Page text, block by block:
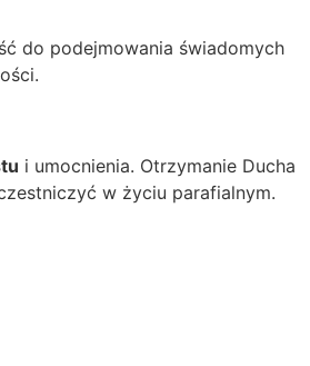
do podejmowania świadomych
i umocnienia. Otrzymanie Ducha
w życiu parafialnym.